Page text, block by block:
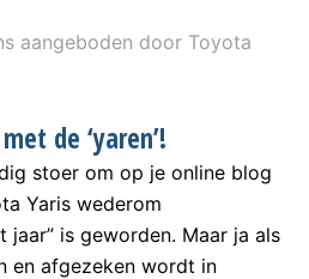
aangeboden door Toyota
de ‘yaren’!
stoer om op je online blog
Yaris wederom
jaar” is geworden. Maar ja als
en afgezeken wordt in